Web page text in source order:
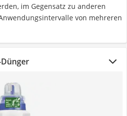
im Gegensatz zu anderen
von mehreren